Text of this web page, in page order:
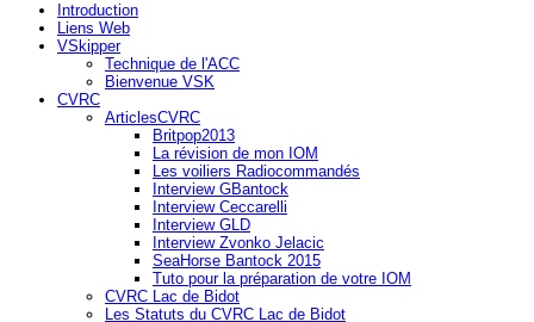
Introduction
Liens Web
VSkipper
Technique de l'ACC
Bienvenue VSK
CVRC
ArticlesCVRC
Britpop2013
La révision de mon IOM
Les voiliers Radiocommandés
Interview GBantock
Interview Ceccarelli
Interview GLD
Interview Zvonko Jelacic
SeaHorse Bantock 2015
Tuto pour la préparation de votre IOM
CVRC Lac de Bidot
Les Statuts du CVRC Lac de Bidot